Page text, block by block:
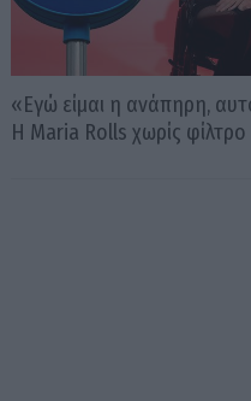
«Εγώ είμαι η ανάπηρη,
Η Maria Rolls χωρίς φίλτρο